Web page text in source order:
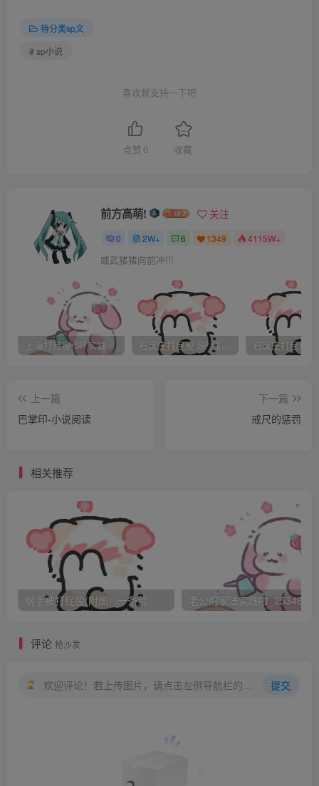
小丫头子老实多了呢。”老 太太高兴，便对青花说：“这青花
名字太拗口，听着跟屋里的瓷器似的，干脆以后就叫你小青
当下太太便对王婆说道：“干脆你像对小红一样，认了这
丫头当干女儿吧，以后也好管教。”王婆无不应允，当下便叫
小青拜了干娘，就领着她退出去了。
她一些活该怎么干，小青从小在家干活，倒也学得快。又告
诉她那些事情要注意，不要犯错误。“要是犯了错误，可是要
按规矩处罚的，平时多小心注意。”天色已晚，王婆便叫小青
（二）初尝家法
小青自己也想不到，第一次的“家法”处罚竟来得这么快。
是毕竟是从农村来的丫头，没见过世面，便犯了一个不大不
了一跤，当下把个茶壶茶碗都摔个粉碎。小青当时吓得手足
无措，女眷们也闻声都赶来了。
王婆少不得训斥了小青几句，倒是夫人并不在意，叫小红
把残局收拾了，仍去干活，又叮嘱小青以后注意。小青跪在
地上，吓得连连点头答应。王婆见了，便对夫人 说：“不管
太想了想，说你自己看着办吧，就按你教训那两个丫头一样
王婆答应了，便告诉另两个丫头子去干活，让小青回房间
待分类sp文
# sp小说
喜欢就支持一下吧
点赞 0 收藏
前方高萌! 关注
0 2W+ 6 1349 4115W+
威武猪猪向前冲!!!
上海打屁股 SP 实践 石家庄打屁股 SP 纯实践
上一篇
巴掌印-小说阅读
下一篇
戒尺的惩罚
相关推荐
纲手被打屁股(附图)_一条荒 老公的家法实践啦
评论 抢沙发
欢迎评论！若上传图片，请点击左侧导航栏的图床工具，获取图片链接。 提交